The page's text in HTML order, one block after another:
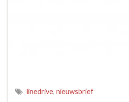
linedrive, nieuwsbrief